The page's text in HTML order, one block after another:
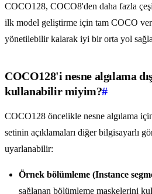
COCO128, COCO8'den daha fazla
ilk model geliştirme için tam COCO
yönetilebilir kalarak iyi bir orta yol
COCO128'i nesne algılama
kullanabilir miyim?#
COCO128 öncelikle nesne algılama
setinin açıklamaları diğer bilgisayarlı
uyarlanabilir:
Örnek bölümleme (Instance
sağlanan bölümleme maskelerini